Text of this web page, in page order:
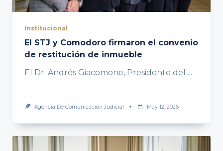
Institucional
El STJ y Comodoro firmaron el convenio
de restitución de inmueble
El Dr. Andrés Giacomone, Presidente del ...
Agencia De Comunicación Judicial May 12, 2026